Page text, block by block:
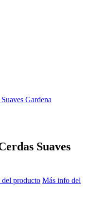
Gardena
Suaves
producto Más info del